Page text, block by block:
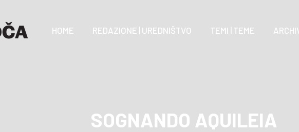
HOME REDAZIONE | UREDNIŠTVO TEMI | TEME
SOGNANDO AQUILEIA